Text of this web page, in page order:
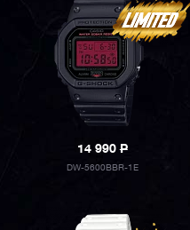
14 990P
DW-5600BBR-1E